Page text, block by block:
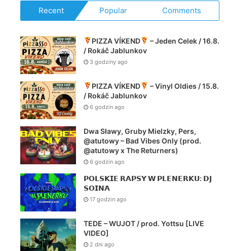
19 stycznia
RZESZÓW //
Recent Popular Comments
PIZZA VÍKEND
– Jeden Celek / 16.8.
/ Rokáč Jablunkov
3 godziny ago
PIZZA VÍKEND
– Vinyl Oldies / 15.8.
/ Rokáč Jablunkov
6 godzin ago
Dwa Sławy, Gruby Mielzky, Pers,
@atutowy – Bad Vibes Only (prod.
@atutowy x The Returners)
6 godzin ago
𝗣𝗢𝗟𝗦𝗞𝗜𝗘 𝗥𝗔𝗣𝗦𝗬 𝗪 𝗣𝗟𝗘𝗡𝗘𝗥𝗞𝗨: 𝗗𝗝
𝗦𝗢𝗜𝗡𝗔
17 godzin ago
TEDE – WUJOT / prod. Yottsu [LIVE
VIDEO]
2 dni ago